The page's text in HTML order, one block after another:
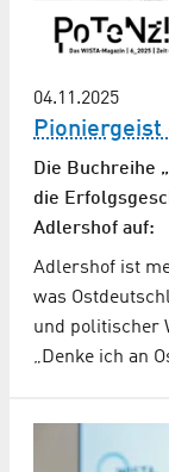
04.11.2025
Pioniergeist
Die Buchreihe
die
Adlershof auf:
Adlershof ist
was
und politischer
„Denke ich an